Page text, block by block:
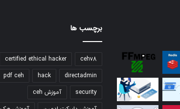
برچسب ها
cehv8
certified ethical hacker
directadmin
hack
pdf ceh
security آموزش ceh